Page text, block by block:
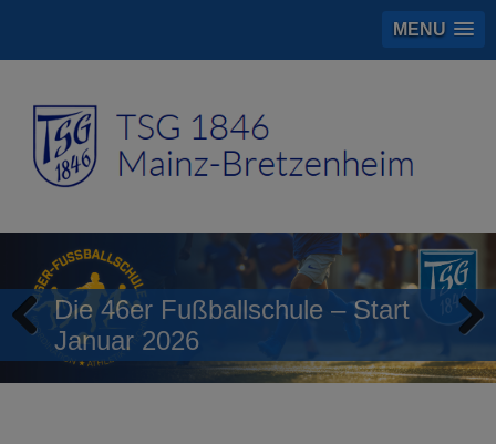
MENU
Die 46er Fußballschule – Start
Januar 2026
Previous